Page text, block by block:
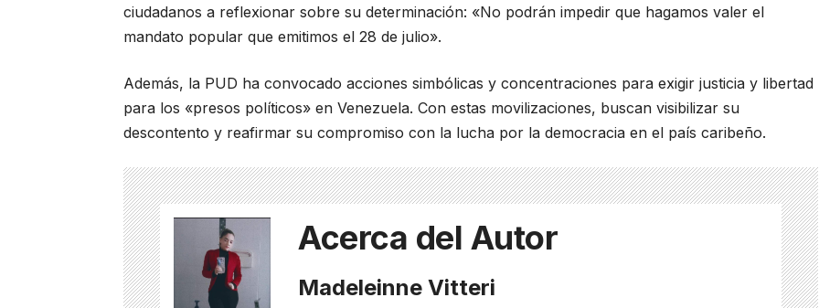
ciudadanos a reflexionar sobre su determinación: «No podrán impedir que hagamos valer el
mandato popular que emitimos el 28 de julio».
Además, la PUD ha convocado acciones simbólicas y concentraciones para exigir justicia y libertad
para los «presos políticos» en Venezuela. Con estas movilizaciones, buscan visibilizar su
descontento y reafirmar su compromiso con la lucha por la democracia en el país caribeño.
Acerca del Autor
Madeleinne Vitteri